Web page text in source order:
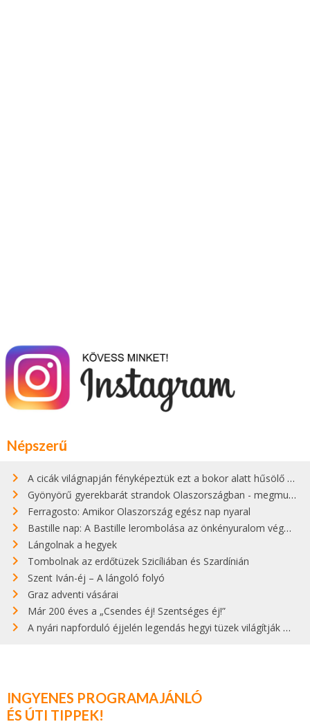
Népszerű
A cicák világnapján fényképeztük ezt a bokor alatt hűsölő cicát Kisorosziban
Gyönyörű gyerekbarát strandok Olaszországban - megmutatjuk a 15 legjobbat
Ferragosto: Amikor Olaszország egész nap nyaral
Bastille nap: A Bastille lerombolása az önkényuralom végét jelentette
Lángolnak a hegyek
Tombolnak az erdőtüzek Szicíliában és Szardínián
Szent Iván-éj – A lángoló folyó
Graz adventi vásárai
Már 200 éves a „Csendes éj! Szentséges éj!”
A nyári napforduló éjjelén legendás hegyi tüzek világítják meg Zugspitzét
INGYENES PROGRAMAJÁNLÓ
ÉS ÚTI TIPPEK!